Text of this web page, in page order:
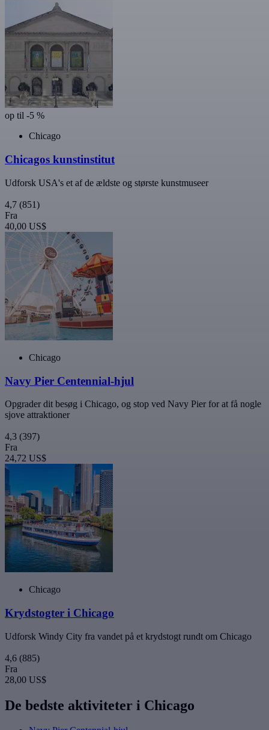
op til -5 %
Chicago
Chicagos kunstinstitut
Udforsk USA's et af de ældste og største kunstmuseer
4,7 (851)
Fra
40,00 US$
Chicago
Navy Pier Centennial-hjul
Opgrader dit besøg i Chicago, og stop ved Navy Pier for at få nogle
sjove attraktioner
4,3 (397)
Fra
24,72 US$
Chicago
Krydstogter i Chicago
Udforsk Windy City fra vandet på et krydstogt rundt om Chicago
4,6 (885)
Fra
28,00 US$
De bedste aktiviteter i Chicago